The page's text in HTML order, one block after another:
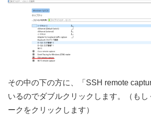
その中の下の方に、「SSH remote
いるのでダブルクリックします。（も
ークをクリックします）